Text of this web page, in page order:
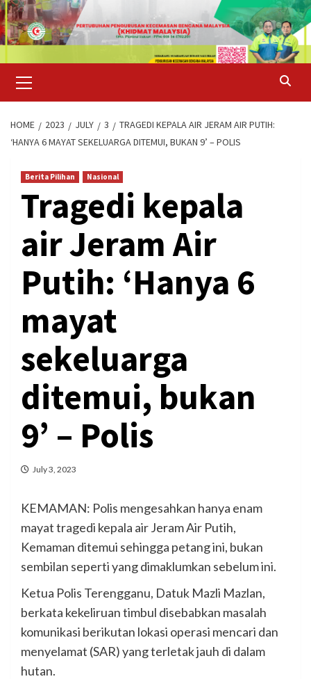
Skip
to
content
Menu
HOME 2023 JULY 3
TRAGEDI KEPALA AIR JERAM AIR PUTIH:
‘HANYA 6 MAYAT SEKELUARGA DITEMUI, BUKAN 9’ – POLIS
Berita Pilihan Nasional
Tragedi kepala
air Jeram Air
Putih: ‘Hanya 6
mayat
sekeluarga
ditemui, bukan
9’ – Polis
July 3, 2023
KEMAMAN: Polis mengesahkan hanya enam
mayat tragedi kepala air Jeram Air Putih,
Kemaman ditemui sehingga petang ini, bukan
sembilan seperti yang dimaklumkan sebelum ini.
Ketua Polis Terengganu, Datuk Mazli Mazlan,
berkata kekeliruan timbul disebabkan masalah
komunikasi berikutan lokasi operasi mencari dan
menyelamat (SAR) yang terletak jauh di dalam
hutan.